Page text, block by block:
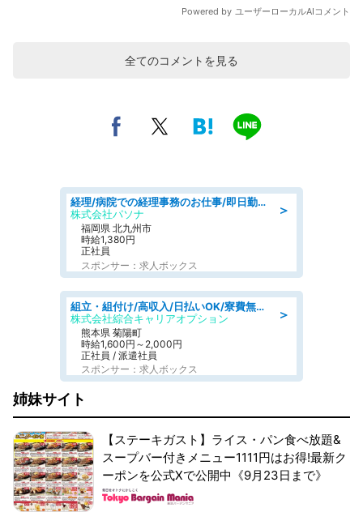
全てのコメントを見る
＞
経理/病院での経理事務のお仕事/即日勤務可/車通勤可/経理/一般事務
株式会社パソナ
福岡県 北九州市
時給1,380円
正社員
スポンサー：求人ボックス
＞
組立・組付け/高収入/日払いOK/寮費無料/交替制/20・30・40代活躍中
株式会社綜合キャリアオプション
熊本県 菊陽町
時給1,600円～2,000円
正社員 / 派遣社員
スポンサー：求人ボックス
姉妹サイト
【ステーキガスト】ライス・パン食べ放題&
スープバー付きメニュー1111円はお得!最新ク
ーポンを公式Xで公開中《9月23日まで》